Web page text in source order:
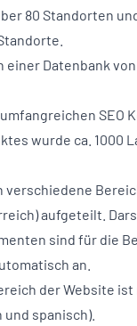
80 Standorten
einer Datenbank
SEO
wurde ca. 1000
verschiedene
aufgeteilt.
sind für die
an.
der Website
spanisch).